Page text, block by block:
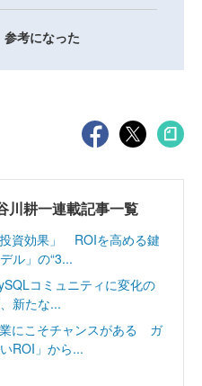
参考になった
耕一連載記事一覧
資効果」 ROIを高める鍵
ル」の“3...
コミュニティに変化の
新たな...
にこそチャンスがある ガ
ROI」から...